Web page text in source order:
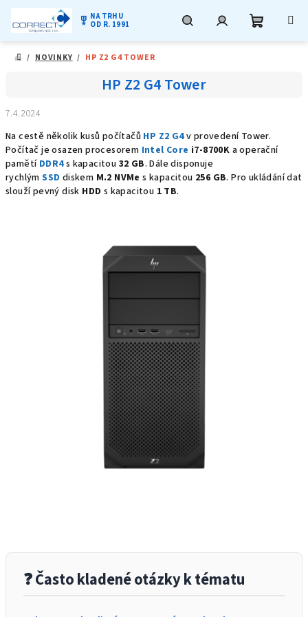
military_tech NA TRHU
OD R. 1991
DOMŮ
/ NOVINKY / HP Z2 G4 TOWER
HP Z2 G4 Tower
7.4.2024
Na cestě několik kusů počítačů HP Z2 G4v provedení Tower.
Počítač je osazen procesorem Intel Core i7-8700K aoperační
pamětí DDR4s kapacitou 32 GB. Dále disponuje
rychlým SSD diskem M.2 NVMe s kapacitou 256 GB. Pro ukládání dat
slouží pevný disk HDD s kapacitou 1 TB.
❓ Často kladené otázky k tématu